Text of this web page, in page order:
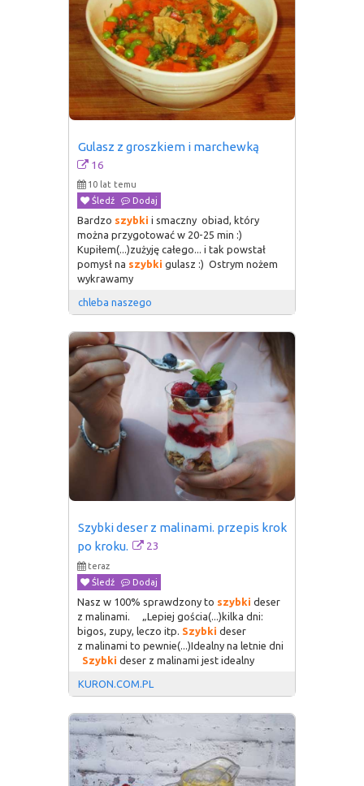
Gulasz z groszkiem i marchewką
16
10 lat temu
Śledź
Dodaj
Bardzo szybki i smaczny obiad, który
można przygotować w 20-25 min :)
Kupiłem(...)zużyję całego... i tak powstał
pomysł na szybki gulasz :) Ostrym nożem
wykrawamy
chleba naszego
Szybki deser z malinami. przepis krok
po kroku.
23
teraz
Śledź
Dodaj
Nasz w 100% sprawdzony to szybki deser
z malinami. „Lepiej gościa(...)kilka dni:
bigos, zupy, leczo itp. Szybki deser
z malinami to pewnie(...)Idealny na letnie dni
Szybki deser z malinami jest idealny
KURON.COM.PL